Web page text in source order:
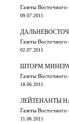
Газеты
09.07.2011
Газеты
02.07.2011
ШТОРМ
Газеты
18.06.2011
ЛЕЙТЕНАНТЫ
Газеты
11.06.2011